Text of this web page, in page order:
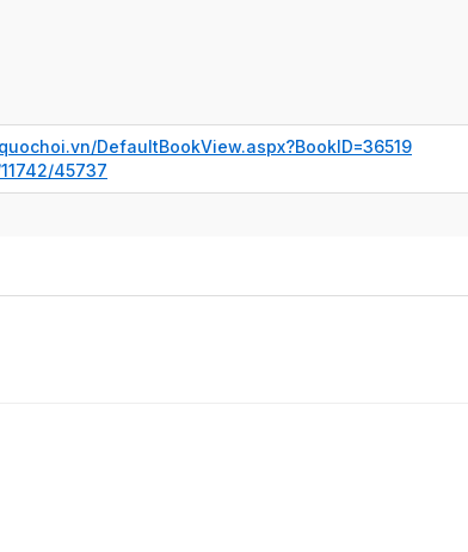
DefaultBookView.aspx?BookID=36519
45737